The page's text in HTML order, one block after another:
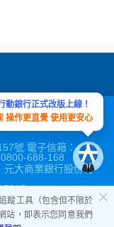
蹤工具（包含但不限於
站，即表示您同意我們
連結|網站導覽|
號 電子信箱：
688-168
大商業銀行股份有
動銀行正式改版上線！
操作更直覺 使用更安心